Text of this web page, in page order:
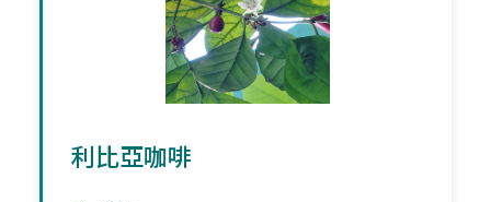
利比亞咖啡